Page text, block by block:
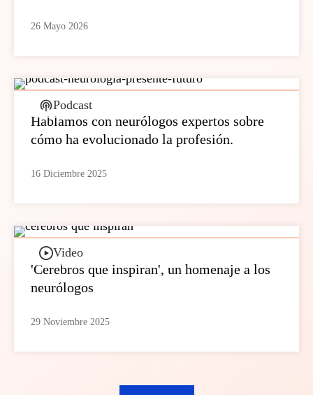
26 Mayo 2026
Podcast
Hablamos con neurólogos expertos sobre
cómo ha evolucionado la profesión.
16 Diciembre 2025
Video
'Cerebros que inspiran', un homenaje a los
neurólogos
29 Noviembre 2025